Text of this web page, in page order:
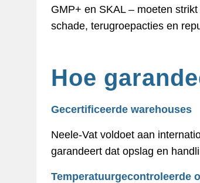
GMP+ en SKAL – moeten
schade, terugroepacties en
Hoe
Gecertificeerde warehouses
Neele-Vat voldoet aan
garandeert dat opslag en
Temperatuurgecontroleerde